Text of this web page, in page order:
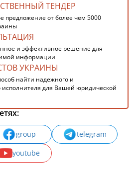
ТЕНДЕР
предложение от более чем 5000
и эффективное решение для
информации
УКРАИНЫ
найти надежного и
исполнителя для Вашей юридической
group
telegram
youtube